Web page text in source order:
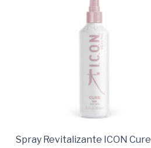
Spray Revitalizante ICON Cure